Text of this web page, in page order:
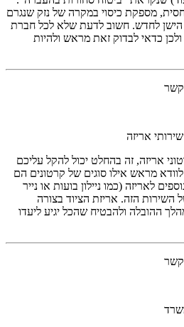
מספקת כיסוי במקרה של נזק שנגרם
לחדש. חשוב לדעת שלא לכל חברת
כדאי לבדוק זאת מראש ולהיות
קשר
אריזה
אריזה, זה בהחלט יכול להקל עליכם
מראש אילו סוגים של קרטונים הם
לאריזה (כמו ניילון בועות או נייר
השירות הזה. אריזת הציוד בצורה
ההובלה ולהבטיח שהכל יגיע ליעדו
קשר